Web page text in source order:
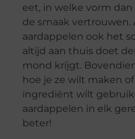
eet, in welke vorm
de smaak vertrouwen.
aardappelen ook het
altijd aan thuis doet
mond krijgt.
hoe je ze wilt maken
ingrediënt wilt
aardappelen in elk
beter!